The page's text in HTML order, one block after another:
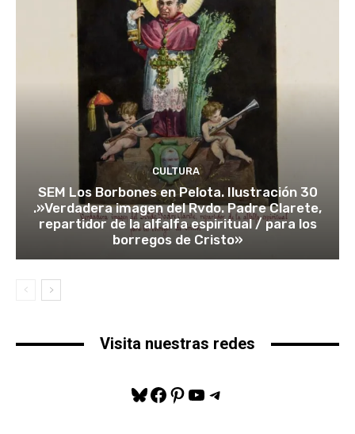
CULTURA
SEM Los Borbones en Pelota. Ilustración 30
.»Verdadera imagen del Rvdo. Padre Clarete,
repartidor de la alfalfa espiritual / para los
borregos de Cristo»
Visita nuestras redes
Bluesky
Facebook
Pinterest
YouTube
Telegram